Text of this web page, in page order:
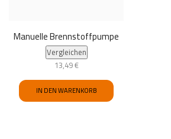
Manuelle Brennstoffpumpe
Vergleichen
13,49€
IN DEN WARENKORB